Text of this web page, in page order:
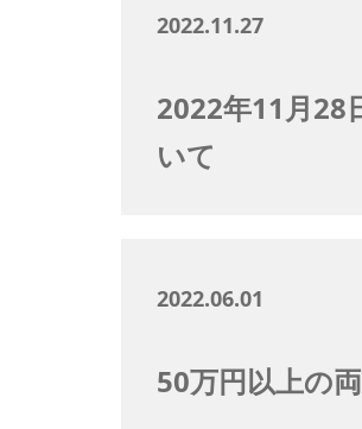
2022.11.27
2022年11月28
いて
2022.06.01
50万円以上の